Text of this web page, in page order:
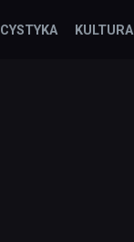
KULTURA